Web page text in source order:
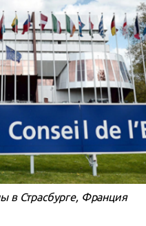
в Страсбурге, Франция